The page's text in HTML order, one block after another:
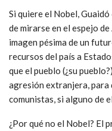
Si quiere el Nobel,
de mirarse en el espejo
imagen pésima de un
recursos del país a
que el pueblo (¿su
agresión extranjera, para
comunistas, si alguno de
¿Por qué no el Nobel? El